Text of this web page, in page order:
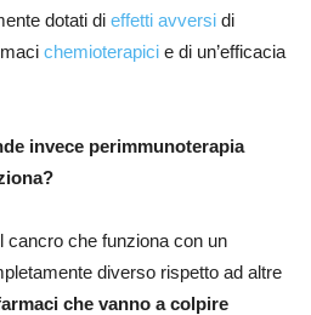
dotati di effetti avversi di
chemioterapici e di un’efficacia
invece perimmunoterapia
cancro che funziona con un
diverso rispetto ad altre
che vanno a colpire